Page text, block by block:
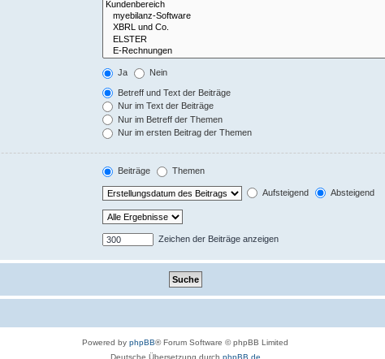
Ja Nein
Betreff und Text der Beiträge
Nur im Text der Beiträge
Nur im Betreff der Themen
Nur im ersten Beitrag der Themen
Beiträge Themen
Aufsteigend Absteigend
Zeichen der Beiträge anzeigen
Powered by phpBB® Forum Software © phpBB Limited
Deutsche Übersetzung durch phpBB.de